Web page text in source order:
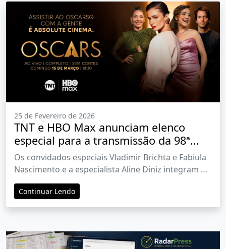
25 de Fevereiro de 2026
TNT e HBO Max anunciam elenco
especial para a transmissão da 98ª
Edição do Oscar
Os convidados especiais Vladimir Brichta e Fabiula
Nascimento e a especialista Aline Diniz integram o
time de comentaristas do canal de TV e da
plataforma de streaming
Continuar Lendo